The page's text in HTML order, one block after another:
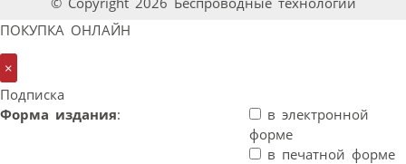
ПОКУПКА ОНЛАЙН
×
Подписка
Форма издания:
в электронной
форме
в печатной форме